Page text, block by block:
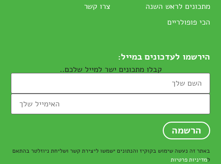
מתכונים לראש השנה
הכי פופולריים
צרו קשר
הירשמו לעדכונים במייל:
קבלו מתכונים ישר למייל שלכם..
באתר זה נעשה שימוש בקוקיז והנתונים ישמשו ליצירת קשר ושליחת ניוזלטר בהתאם
למדיניות פרטיות